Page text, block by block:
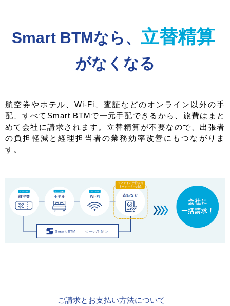
Smart BTMなら、 立替精算
がなくなる
航空券やホテル、Wi-Fi、査証などのオンライン以外の手
配、すべてSmart BTMで一元手配できるから、旅費はまと
めて会社に請求されます。立替精算が不要なので、出張者
の負担軽減と経理担当者の業務効率改善にもつながりま
す。
ご請求とお支払い方法について